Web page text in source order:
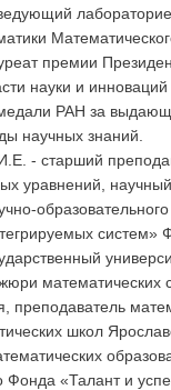
премии
науки и
РАН за
научных знаний.
- старший
уравнений, научный
математических
преподаватель
школ
Фонда «Талант и